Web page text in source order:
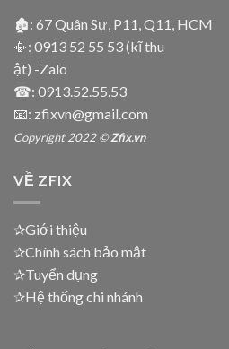
🏚: 67 Quân Sự, P11, Q11, HCM
📳: 0913 52 55 53 (kĩ thu
ật) -Zalo
☎: 0913.52.55.53
📧: zfixvn@gmail.com
Copyright 2022 ©Zfix.vn
VỀ ZFIX
✰Giới thiệu
✰Chính sách bảo mật
✰Tuyển dụng
✰Hệ thống chi nhánh